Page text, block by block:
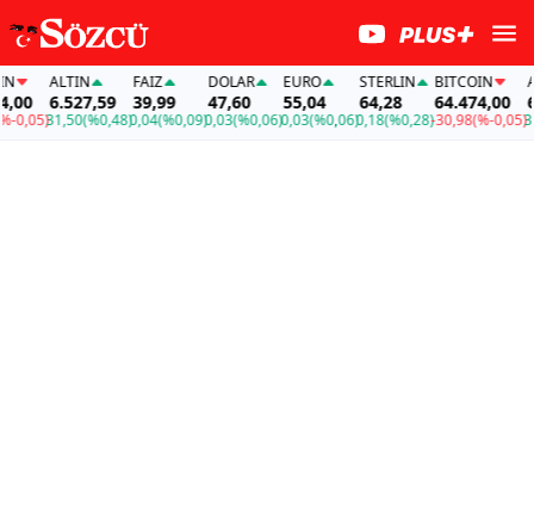
ALTIN
6.527,59
31,50(%0,48)
FAİZ
39,99
0,04(%0,09)
DOLAR
47,60
0,03(%0,06)
EURO
55,04
0,03(%0,06)
STERLIN
64,28
0,18(%0,28)
BITCOIN
64.474,00
-30,98(%-0,05)31,50